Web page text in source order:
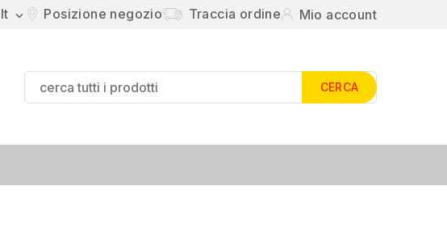
It  Posizione negozio Traccia ordine Mio account
CERCA